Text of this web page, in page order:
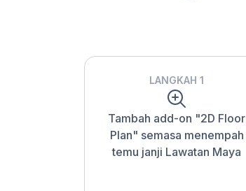
LANGKAH 1
Tambah add-on "2D Floor
Plan" semasa menempah
temu janji Lawatan Maya